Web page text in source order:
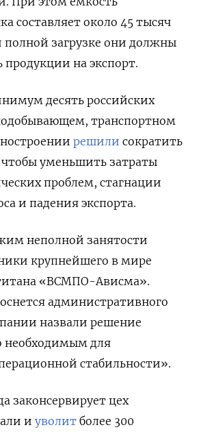
составляет около 45 тысяч
полной загрузке они должны
продукции на экспорт.
десять российских
транспортном
решили сократить
уменьшить затраты
проблем, стагнации
и падения экспорта.
неполной занятости
крупнейшего в мире
«ВСМПО-Ависма».
административного
назвали решение
необходимым для
стабильности».
законсервирует цех
и уволит более 300